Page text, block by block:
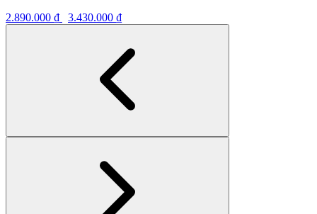
2.890.000 ₫ 3.430.000 ₫